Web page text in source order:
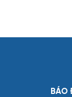
BÁO